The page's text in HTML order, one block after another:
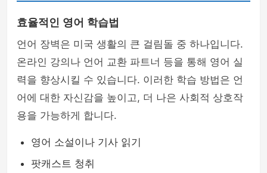
효율적인 영어 학습법
언어 장벽은 미국 생활의 큰 걸림돌 중 하나입니다.
온라인 강의나 언어 교환 파트너 등을 통해 영어 실
력을 향상시킬 수 있습니다. 이러한 학습 방법은 언
어에 대한 자신감을 높이고, 더 나은 사회적 상호작
용을 가능하게 합니다.
영어 소설이나 기사 읽기
팟캐스트 청취